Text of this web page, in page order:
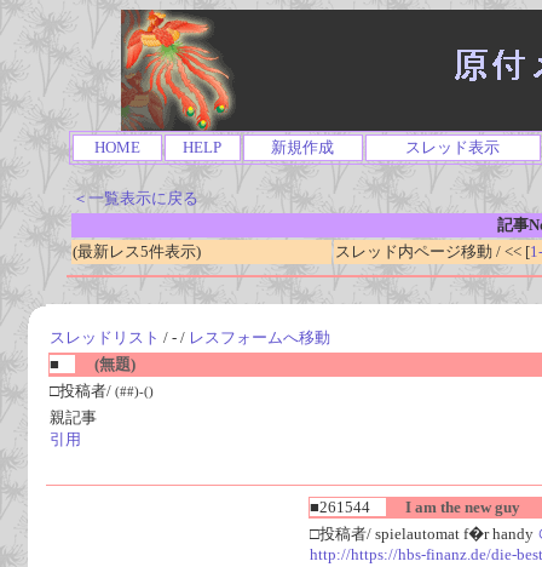
HOME HELP 新規作成 スレッド表示
＜一覧表示に戻る
記事
(最新レス5件表示)
スレッド内ページ移動 / << [
スレッドリスト / - / レスフォームへ移動
■
(無題)
□投稿者/ (##)-()
親記事
引用
■261544
I am the new guy
□投稿者/ spielautomat f�r handy
http://https://hbs-finanz.de/die-